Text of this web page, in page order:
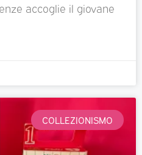
accoglie il giovane
COLLEZIONISMO